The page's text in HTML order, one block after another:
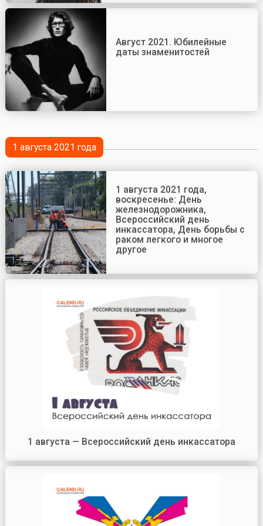
Август 2021. Юбилейные
даты знаменитостей
1 августа 2021 года
1 августа 2021 года,
воскресенье: День
железнодорожника,
Всероссийский день
инкассатора, День борьбы с
раком легкого и многое
другое
1 августа — Всероссийский день инкассатора